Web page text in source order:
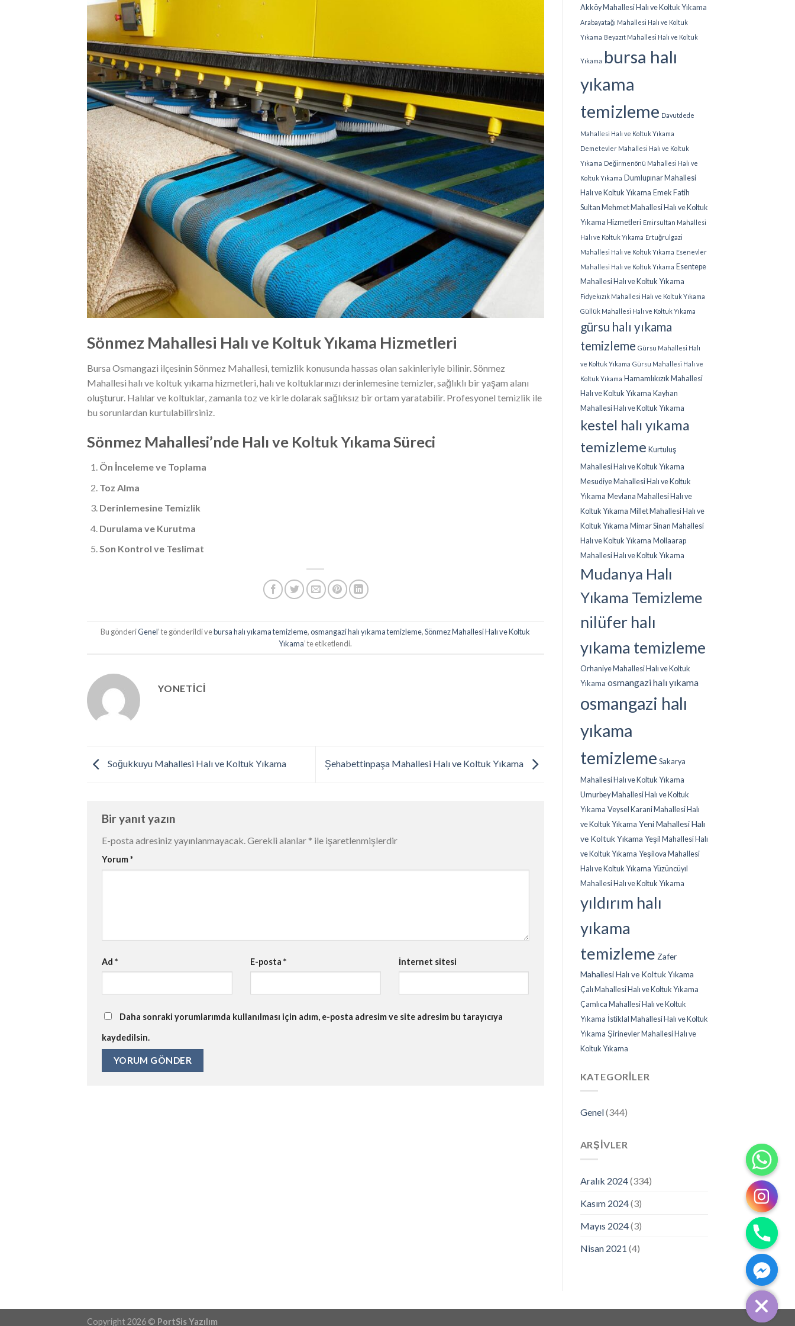
Sönmez Mahallesi Halı ve Koltuk Yıkama Hizmetleri
Bursa Osmangazi ilçesinin Sönmez Mahallesi, temizlik konusunda hassas olan sakinleriyle bilinir. Sönmez
Mahallesi halı ve koltuk yıkama hizmetleri, halı ve koltuklarınızı derinlemesine temizler, sağlıklı bir yaşam alanı
oluşturur. Halılar ve koltuklar, zamanla toz ve kirle dolarak sağlıksız bir ortam yaratabilir. Profesyonel temizlik ile
bu sorunlardan kurtulabilirsiniz.
Sönmez Mahallesi’nde Halı ve Koltuk Yıkama Süreci
Ön İnceleme ve Toplama
Toz Alma
Derinlemesine Temizlik
Durulama ve Kurutma
Son Kontrol ve Teslimat
Bu gönderiGenel’ te gönderildi vebursa halı yıkama temizleme,osmangazi halı yıkama temizleme,Sönmez Mahallesi Halı ve Koltuk
Yıkama’ te etiketlendi.
YONETICI
Soğukkuyu Mahallesi Halı ve Koltuk Yıkama Şehabettinpaşa Mahallesi Halı ve Koltuk Yıkama
Bir yanıt yazın
E-posta adresiniz yayınlanmayacak.Gerekli alanlar * ile işaretlenmişlerdir
Yorum*
Ad * E-posta * İnternet sitesi
Daha sonraki yorumlarımda kullanılması için adım, e-posta adresim ve site adresim bu tarayıcıya
kaydedilsin.
Akköy Mahallesi Halı ve Koltuk Yıkama
Arabayatağı Mahallesi Halı ve Koltuk
Yıkama Beyazıt Mahallesi Halı ve Koltuk
Yıkama bursa halı
yıkama
temizleme Davutdede
Mahallesi Halı ve Koltuk Yıkama
Demetevler Mahallesi Halı ve Koltuk
Yıkama Değirmenönü Mahallesi Halı ve
Koltuk Yıkama Dumlupınar Mahallesi
Halı ve Koltuk Yıkama Emek Fatih
Sultan Mehmet Mahallesi Halı ve Koltuk
Yıkama Hizmetleri Emirsultan Mahallesi
Halı ve Koltuk Yıkama Ertuğrulgazi
Mahallesi Halı ve Koltuk Yıkama Esenevler
Mahallesi Halı ve Koltuk Yıkama Esentepe
Mahallesi Halı ve Koltuk Yıkama
Fidyekızık Mahallesi Halı ve Koltuk Yıkama
Güllük Mahallesi Halı ve Koltuk Yıkama
gürsu halı yıkama
temizleme Gürsu Mahallesi Halı
ve Koltuk Yıkama Gürsu Mahallesi Halı ve
Koltuk Yıkama Hamamlıkızık Mahallesi
Halı ve Koltuk Yıkama Kayhan
Mahallesi Halı ve Koltuk Yıkama
kestel halı yıkama
temizleme Kurtuluş
Mahallesi Halı ve Koltuk Yıkama
Mesudiye Mahallesi Halı ve Koltuk
Yıkama Mevlana Mahallesi Halı ve
Koltuk Yıkama Millet Mahallesi Halı ve
Koltuk Yıkama Mimar Sinan Mahallesi
Halı ve Koltuk Yıkama Mollaarap
Mahallesi Halı ve Koltuk Yıkama
Mudanya Halı
Yıkama Temizleme
nilüfer halı
yıkama temizleme
Orhaniye Mahallesi Halı ve Koltuk
Yıkama osmangazi halı yıkama
osmangazi halı
yıkama
temizleme Sakarya
Mahallesi Halı ve Koltuk Yıkama
Umurbey Mahallesi Halı ve Koltuk
Yıkama Veysel Karani Mahallesi Halı
ve Koltuk Yıkama Yeni Mahallesi Halı
ve Koltuk Yıkama Yeşil Mahallesi Halı
ve Koltuk Yıkama Yeşilova Mahallesi
Halı ve Koltuk Yıkama Yüzüncüyıl
Mahallesi Halı ve Koltuk Yıkama
yıldırım halı
yıkama
temizleme Zafer
Mahallesi Halı ve Koltuk Yıkama
Çalı Mahallesi Halı ve Koltuk Yıkama
Çamlıca Mahallesi Halı ve Koltuk
Yıkama İstiklal Mahallesi Halı ve Koltuk
Yıkama Şirinevler Mahallesi Halı ve
Koltuk Yıkama
KATEGORILER
Genel(344)
ARŞIVLER
Aralık 2024(334)
Kasım 2024(3)
Mayıs 2024(3)
Nisan 2021 (4)
Copyright 2026 © PortSis Yazılım
HIDE
CHATY